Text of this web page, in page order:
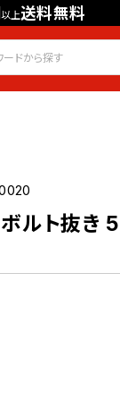
以上送料無料
会員登録 ログイン
ボルト抜